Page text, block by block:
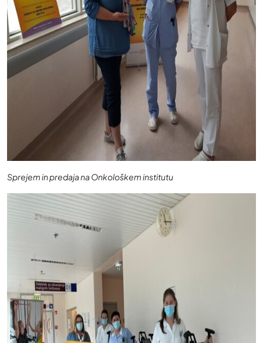
Sprejem in predaja na Onkološkem institutu